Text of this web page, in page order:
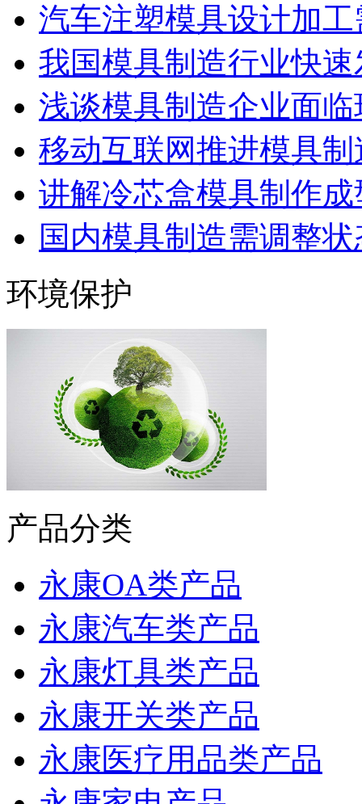
汽车注塑模具设计加
我国模具制造行业快
浅谈模具制造企业面
移动互联网推进模具
讲解冷芯盒模具制作
国内模具制造需调整
环境保护
产品分类
永康OA类产品
永康汽车类产品
永康灯具类产品
永康开关类产品
永康医疗用品类产品